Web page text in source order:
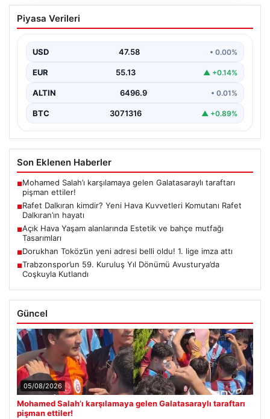
Rafet Dalkıran kimdir? Yeni Hava
Kuvvetleri Komutanı Rafet Dalkıran’ın
Piyasa Verileri
USD 47.58 • 0.00%
EUR 55.13 ▲ +0.14%
ALTIN 6496.9 • 0.01%
BTC 3071316 ▲ +0.89%
Son Eklenen Haberler
■Mohamed Salah’ı karşılamaya gelen Galatasaraylı taraftarı
pişman ettiler!
■Rafet Dalkıran kimdir? Yeni Hava Kuvvetleri Komutanı Rafet
Dalkıran’ın hayatı
■Açık Hava Yaşam alanlarında Estetik ve bahçe mutfağı
Tasarımları
■Dorukhan Toköz’ün yeni adresi belli oldu! 1. lige imza attı
■Trabzonspor’un 59. Kuruluş Yıl Dönümü Avusturya’da
Coşkuyla Kutlandı
Güncel
05/08/2026
Mohamed Salah’ı karşılamaya gelen Galatasaraylı taraftarı
pişman ettiler!